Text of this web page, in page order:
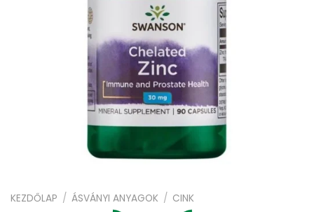
KEZDŐLAP / ÁSVÁNYI ANYAGOK / CINK